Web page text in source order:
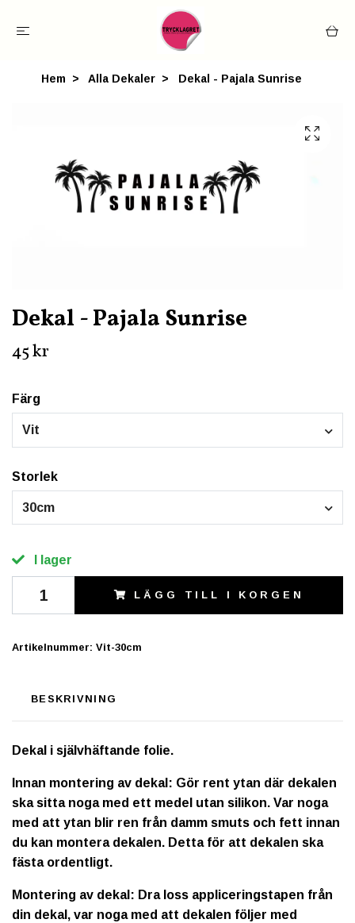
Hem Alla Dekaler Dekal - Pajala Sunrise
Dekal - Pajala Sunrise
45 kr
Färg
Vit
Storlek
30cm
I lager
LÄGG TILL I KORGEN
Artikelnummer: Vit-30cm
BESKRIVNING
Dekal i självhäftande folie.
Innan montering av dekal: Gör rent ytan där dekalen
ska sitta noga med ett medel utan silikon. Var noga
med att ytan blir ren från damm smuts och fett innan
du kan montera dekalen. Detta för att dekalen ska
fästa ordentligt.
Montering av dekal: Dra loss appliceringstapen från
din dekal, var noga med att dekalen följer med